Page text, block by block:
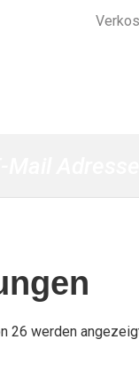
26 werden